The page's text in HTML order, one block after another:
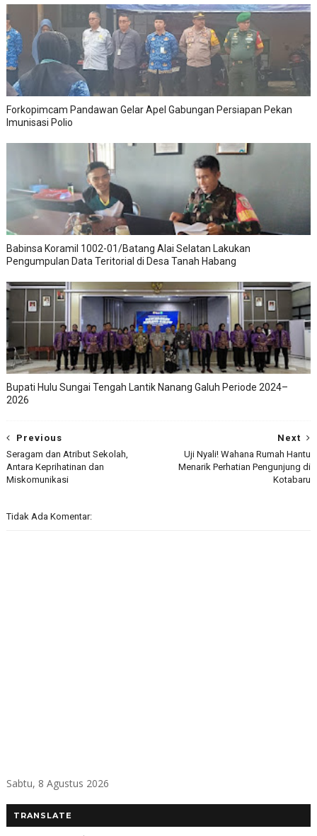
Forkopimcam Pandawan Gelar Apel Gabungan Persiapan Pekan
Imunisasi Polio
Babinsa Koramil 1002-01/Batang Alai Selatan Lakukan
Pengumpulan Data Teritorial di Desa Tanah Habang
Bupati Hulu Sungai Tengah Lantik Nanang Galuh Periode 2024–
2026
Next
Uji Nyali! Wahana Rumah Hantu
Menarik Perhatian Pengunjung di
Kotabaru
Previous
Seragam dan Atribut Sekolah,
Antara Keprihatinan dan
Miskomunikasi
Tidak Ada Komentar:
Sabtu, 8 Agustus 2026
TRANSLATE